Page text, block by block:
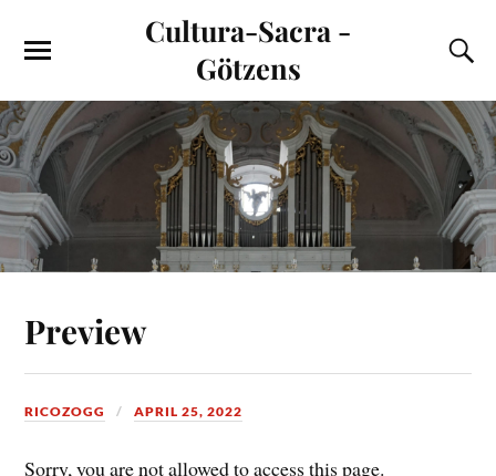
Cultura-Sacra -
Götzens
Preview
RICOZOGG APRIL 25, 2022
Sorry, you are not allowed to access this page.